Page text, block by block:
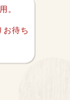
。
お待ち